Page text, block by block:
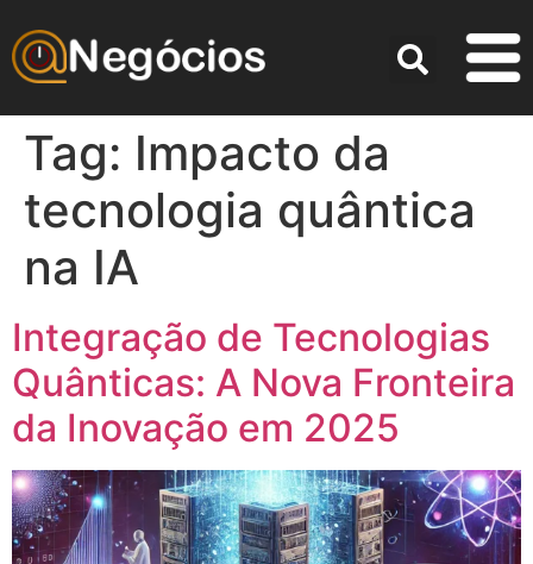
Tag: Impacto da
tecnologia quântica
na IA
Integração de Tecnologias
Quânticas: A Nova Fronteira
da Inovação em 2025